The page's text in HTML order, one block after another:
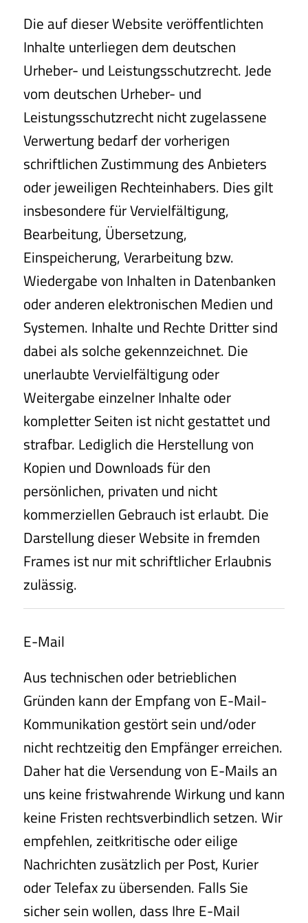
Die auf dieser Website veröffentlichten
Inhalte unterliegen dem deutschen
Urheber- und Leistungsschutzrecht. Jede
vom deutschen Urheber- und
Leistungsschutzrecht nicht zugelassene
Verwertung bedarf der vorherigen
schriftlichen Zustimmung des Anbieters
oder jeweiligen Rechteinhabers. Dies gilt
insbesondere für Vervielfältigung,
Bearbeitung, Übersetzung,
Einspeicherung, Verarbeitung bzw.
Wiedergabe von Inhalten in Datenbanken
oder anderen elektronischen Medien und
Systemen. Inhalte und Rechte Dritter sind
dabei als solche gekennzeichnet. Die
unerlaubte Vervielfältigung oder
Weitergabe einzelner Inhalte oder
kompletter Seiten ist nicht gestattet und
strafbar. Lediglich die Herstellung von
Kopien und Downloads für den
persönlichen, privaten und nicht
kommerziellen Gebrauch ist erlaubt. Die
Darstellung dieser Website in fremden
Frames ist nur mit schriftlicher Erlaubnis
zulässig.
E-Mail
Aus technischen oder betrieblichen
Gründen kann der Empfang von E-Mail-
Kommunikation gestört sein und/oder
nicht rechtzeitig den Empfänger erreichen.
Daher hat die Versendung von E-Mails an
uns keine fristwahrende Wirkung und kann
keine Fristen rechtsverbindlich setzen. Wir
empfehlen, zeitkritische oder eilige
Nachrichten zusätzlich per Post, Kurier
oder Telefax zu übersenden. Falls Sie
sicher sein wollen, dass Ihre E-Mail